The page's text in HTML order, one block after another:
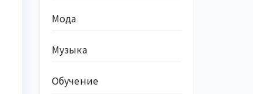
Мода
Музыка
Обучение